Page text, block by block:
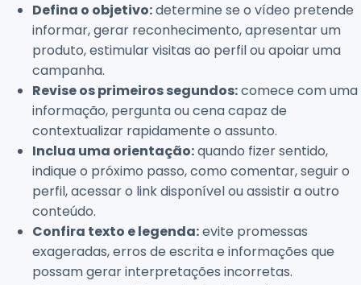
Defina o objetivo:determine se o vídeo pretende
informar, gerar reconhecimento, apresentar um
produto, estimular visitas ao perfil ou apoiar uma
campanha.
Revise os primeiros segundos:comece com uma
informação, pergunta ou cena capaz de
contextualizar rapidamente o assunto.
Inclua uma orientação:quando fizer sentido,
indique o próximo passo, como comentar, seguir o
perfil, acessar o link disponível ou assistir a outro
conteúdo.
Confira texto e legenda:evite promessas
exageradas, erros de escrita e informações que
possam gerar interpretações incorretas.